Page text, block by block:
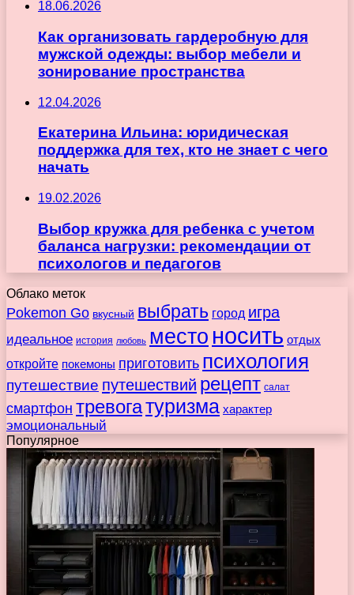
18.06.2026
Как организовать гардеробную для
мужской одежды: выбор мебели и
зонирование пространства
12.04.2026
Екатерина Ильина: юридическая
поддержка для тех, кто не знает с чего
начать
19.02.2026
Выбор кружка для ребенка с учетом
баланса нагрузки: рекомендации от
психологов и педагогов
Облако меток
Pokemon Go вкусный выбрать город игра
идеальное история любовь место носить отдых
откройте покемоны приготовить психология
путешествие путешествий рецепт салат
смартфон тревогатуризма характер
эмоциональный
Популярное